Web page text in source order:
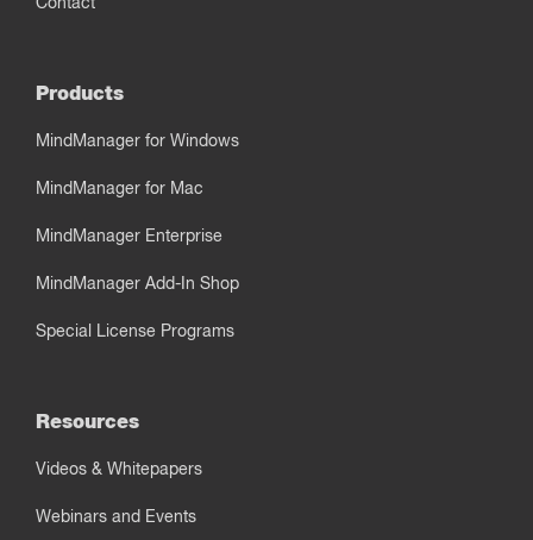
Products
MindManager for Windows
MindManager for Mac
MindManager Enterprise
MindManager Add-In Shop
Special License Programs
Resources
Videos & Whitepapers
Webinars and Events